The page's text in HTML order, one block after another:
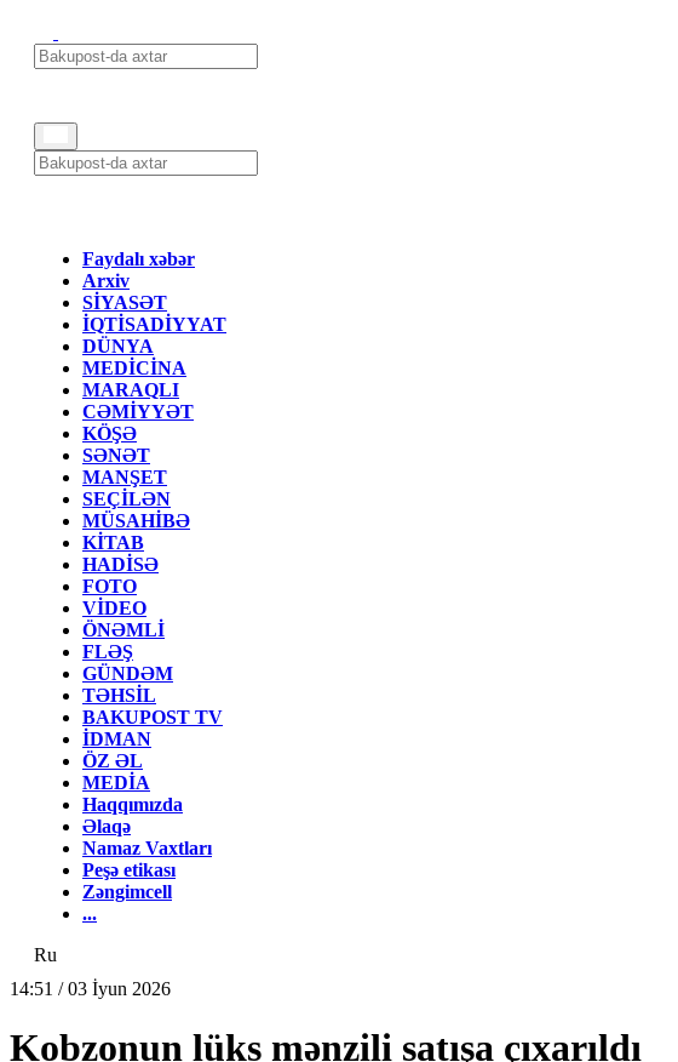
Faydalı xəbər
Arxiv
SİYASƏT
İQTİSADİYYAT
DÜNYA
MEDİCİNA
MARAQLI
CƏMİYYƏT
KÖŞƏ
SƏNƏT
MANŞET
SEÇİLƏN
MÜSAHİBƏ
KİTAB
HADİSƏ
FOTO
VİDEO
ÖNƏMLİ
FLƏŞ
GÜNDƏM
TƏHSİL
BAKUPOST TV
İDMAN
ÖZ ƏL
MEDİA
Haqqımızda
Əlaqə
Namaz Vaxtları
Peşə etikası
Zəngimcell
...
Ru
14:51 / 03 İyun 2026
Kobzonun lüks mənzili satışa çıxarıldı